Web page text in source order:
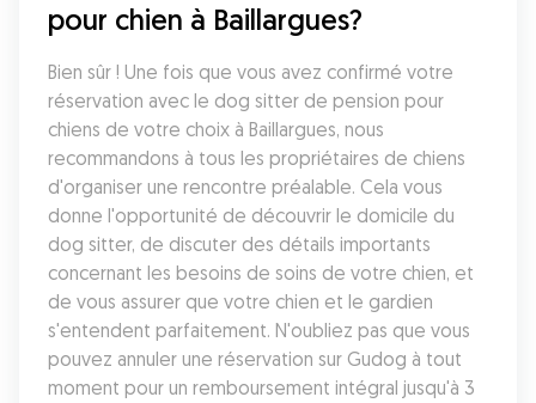
pour chien à Baillargues?
Bien sûr ! Une fois que vous avez confirmé votre
réservation avec le dog sitter de pension pour
chiens de votre choix à Baillargues, nous
recommandons à tous les propriétaires de chiens
d'organiser une rencontre préalable. Cela vous
donne l'opportunité de découvrir le domicile du
dog sitter, de discuter des détails importants
concernant les besoins de soins de votre chien, et
de vous assurer que votre chien et le gardien
s'entendent parfaitement. N'oubliez pas que vous
pouvez annuler une réservation sur Gudog à tout
moment pour un remboursement intégral jusqu'à 3